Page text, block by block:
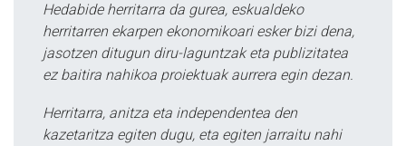
Hedabide herritarra da gurea, eskualdeko
herritarren ekarpen ekonomikoari esker bizi dena,
jasotzen ditugun diru-laguntzak eta publizitatea
ez baitira nahikoa proiektuak aurrera egin dezan.
Herritarra, anitza eta independentea den
kazetaritza egiten dugu, eta egiten jarraitu nahi